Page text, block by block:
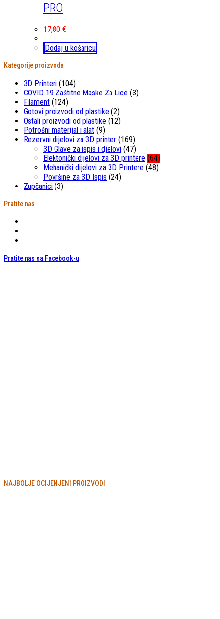
PRO
17,80 €
Dodaj u košaricu
Kategorije proizvoda
3D Printeri (104)
COVID 19 Zaštitne Maske Za Lice (3)
Filament (124)
Gotovi proizvodi od plastike (2)
Ostali proizvodi od plastike (12)
Potrošni materijal i alat (9)
Rezervni dijelovi za 3D printer (169)
3D Glave za ispis i djelovi (47)
Elektonički dijelovi za 3D printere (64)
Mehanički dijelovi za 3D Printere (48)
Površine za 3D Ispis (24)
Zupčanici (3)
Pratite nas
Pratite nas na Facebook-u
NAJBOLJE OCIJENJENI PROIZVODI